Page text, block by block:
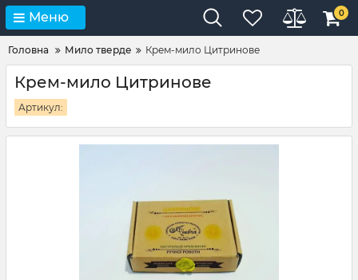
Меню 0
Головна Мило тверде Крем-мило Цитринове
Крем-мило Цитринове
Артикул: